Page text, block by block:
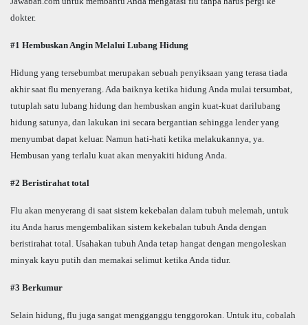
dokter.
#1 Hembuskan Angin Melalui Lubang Hidung
Hidung yang tersebumbat merupakan sebuah penyiksaan yang terasa tiada
akhir saat flu menyerang. Ada baiknya ketika hidung Anda mulai tersumbat,
tutuplah satu lubang hidung dan hembuskan angin kuat-kuat darilubang
hidung satunya, dan lakukan ini secara bergantian sehingga lender yang
menyumbat dapat keluar. Namun hati-hati ketika melakukannya, ya.
Hembusan yang terlalu kuat akan menyakiti hidung Anda.
#2 Beristirahat total
Flu akan menyerang di saat sistem kekebalan dalam tubuh melemah, untuk
itu Anda harus mengembalikan sistem kekebalan tubuh Anda dengan
beristirahat total. Usahakan tubuh Anda tetap hangat dengan mengoleskan
minyak kayu putih dan memakai selimut ketika Anda tidur.
#3 Berkumur
Selain hidung, flu juga sangat mengganggu tenggorokan. Untuk itu, cobalah